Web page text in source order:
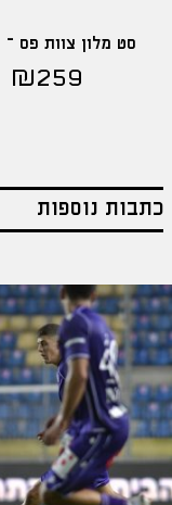
סט מלון צוות פס – FCBJ
₪259
כתבות נוספות